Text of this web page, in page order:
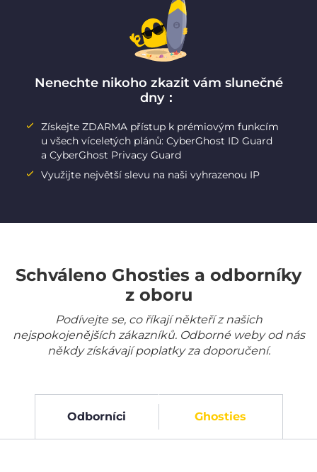
Nenechte nikoho zkazit vám slunečné
dny：
Získejte ZDARMA přístup k prémiovým funkcím
u všech víceletých plánů: CyberGhost ID Guard
a CyberGhost Privacy Guard
Využijte největší slevu na naši vyhrazenou IP
Schváleno Ghosties a odborníky
z oboru
Podívejte se, co říkají někteří z našich
nejspokojenějších zákazníků. Odborné weby od nás
někdy získávají poplatky za doporučení.
Odborníci Ghosties